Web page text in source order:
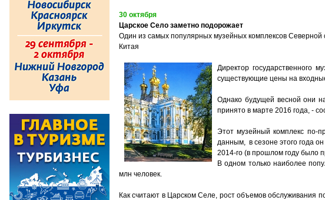
30 октября
Царское Село заметно подорожает
Один из самых популярных музейных комплексов
Китая
Директор государственного
существующие цены на
Однако будущей весной они
принято в марте 2016 года, -
Этот музейный комплекс по-
данным, в сезоне этого года
2014-го (в прошлом году было
В одном только наиболее
млн человек.
Как считают в Царском Селе, рост объемов обслуживания